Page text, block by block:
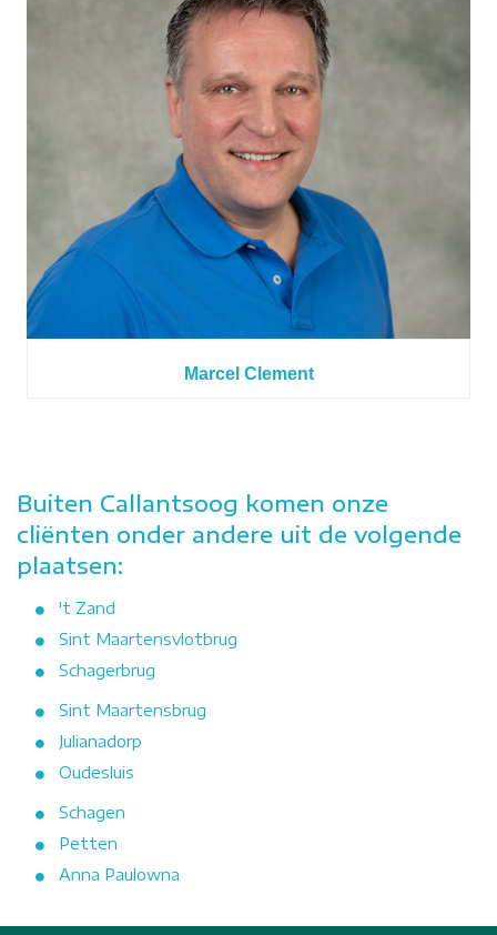
Marcel Clement
Buiten Callantsoog komen onze
cliënten onder andere uit de volgende
plaatsen:
't Zand
Sint Maartensvlotbrug
Schagerbrug
Sint Maartensbrug
Julianadorp
Oudesluis
Schagen
Petten
Anna Paulowna